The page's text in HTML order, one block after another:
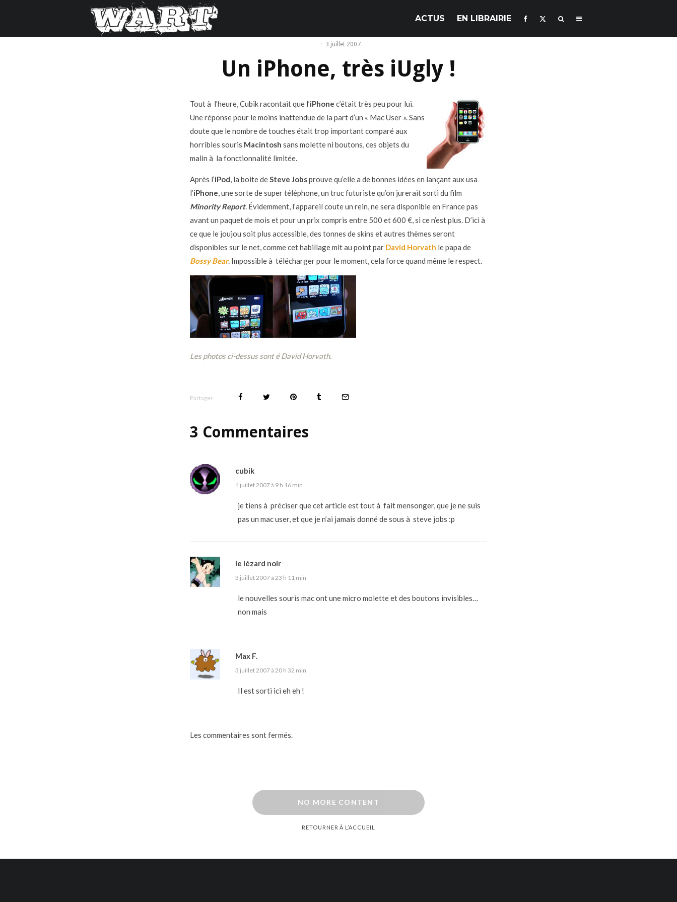
ACTUS EN LIBRAIRIE
· 3 juillet 2007
Un iPhone, très iUgly !
Tout à l’heure, Cubik racontait que l’iPhone c’était très peu pour lui.
Une réponse pour le moins inattendue de la part d’un « Mac User ». Sans
doute que le nombre de touches était trop important comparé aux
horribles souris Macintosh sans molette ni boutons, ces objets du
malin à la fonctionnalité limitée.
Après l’iPod, la boite deSteve Jobsprouve qu’elle a de bonnes idées en lançant aux usa
l’iPhone, une sorte de super téléphone, un truc futuriste qu’on jurerait sorti du film
Minority Report. Évidemment, l’appareil coute un rein, ne sera disponible en France pas
avant un paquet de mois et pour un prix compris entre 500 et 600 €, si ce n’est plus. D’ici à
ce que le joujou soit plus accessible, des tonnes de skins et autres thèmes seront
disponibles sur le net, comme cet habillage mit au point par David Horvath le papa de
Bossy Bear. Impossible à télécharger pour le moment, cela force quand même le respect.
Les photos ci-dessus sont é David Horvath.
Partager
3 Commentaires
cubik
4 juillet 2007 à 9 h 16 min
je tiens à préciser que cet article est tout à fait mensonger, que je ne suis
pas un mac user, et que je n’ai jamais donné de sous à steve jobs :p
le lézard noir
3 juillet 2007 à 23 h 11 min
le nouvelles souris mac ont une micro molette et des boutons invisibles…
non mais
Max F.
3 juillet 2007 à 20 h 32 min
Il est sorti ici eh eh !
Les commentaires sont fermés.
NO MORE CONTENT
RETOURNER À L’ACCUEIL